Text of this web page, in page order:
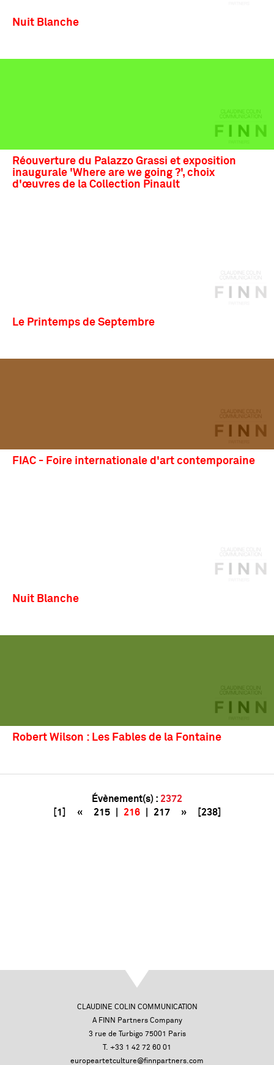
Nuit Blanche
Réouverture du Palazzo Grassi et exposition
inaugurale 'Where are we going ?', choix
d'œuvres de la Collection Pinault
Le Printemps de Septembre
FIAC - Foire internationale d'art contemporaine
Nuit Blanche
Robert Wilson : Les Fables de la Fontaine
Évènement(s) : 2372
[1]
« 215| 216| 217 » [238]
CLAUDINE COLIN COMMUNICATION
A FINN Partners Company
3 rue de Turbigo 75001 Paris
T. +33 1 42 72 60 01
europeartetculture@finnpartners.com